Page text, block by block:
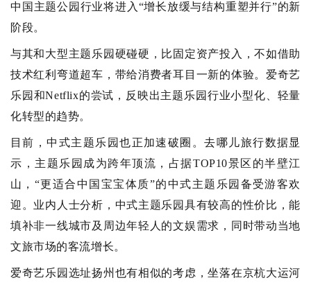
中国主题公园行业将进入“增长放缓与结构重塑并行”的新
阶段。
与其和大型主题乐园硬碰硬，比固定资产投入，不如借助
技术红利弯道超车，带给消费者耳目一新的体验。爱奇艺
乐园和Netflix的尝试，反映出主题乐园行业小型化、轻量
化转型的趋势。
目前，中式主题乐园也正加速破圈。去哪儿旅行数据显
示，主题乐园成为跨年顶流，占据TOP10景区的半壁江
山，“更适合中国宝宝体质”的中式主题乐园备受游客欢
迎。业内人士分析，中式主题乐园具有较高的性价比，能
填补非一线城市及周边年轻人的文娱需求，同时带动当地
文旅市场的客流增长。
爱奇艺乐园选址扬州也有相似的考虑，坐落在京杭大运河